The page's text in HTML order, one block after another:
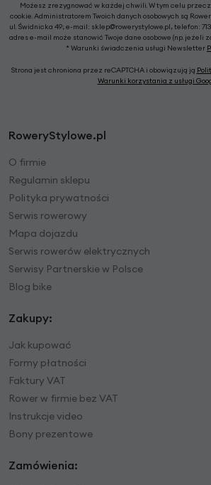
Możesz zrezygnować w każdej chwili. W tym celu
cookie. Administratorem Twoich danych osobowych są
ul. Świdnicka 49; e-mail: sklep@rowerystylowe.pl, telefon:
adres e-mail może stanowić Twoje dane osobowe (np. jeżeli
* Warunki świadczenia usługi Newsletter
Strona jest chroniona przez reCAPTCHA i obowiązują ją
Warunki korzystania z usługi
RoweryStylowe.pl
O firmie
Regulamin sklepu
Polityka prywatności
Serwis rowerowy
Mapa dojazdu
Serwis rowerów elektrycznych
Serwisy Partnerskie w Polsce
Blog bike
Zakupy:
Jak kupować
Formy płatności
Faktury VAT
Rower w firmie bez VAT
Instrukcje video
Bony prezentowe
Zamówienia: